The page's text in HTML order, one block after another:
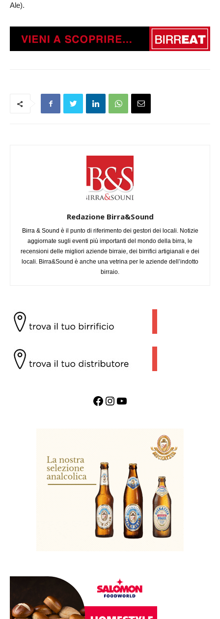
Ale).
Redazione Birra&Sound
Birra & Sound è il punto di riferimento dei gestori dei locali. Notizie
aggiornate sugli eventi più importanti del mondo della birra, le
recensioni delle migliori aziende birraie, dei birrifici artigianali e dei
locali. Birra&Sound è anche una vetrina per le aziende dell’indotto
birraio.
Facebook InstagramYouTube